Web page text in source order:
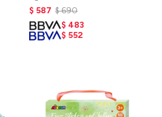
$ 587 $690
$ 483
$ 552